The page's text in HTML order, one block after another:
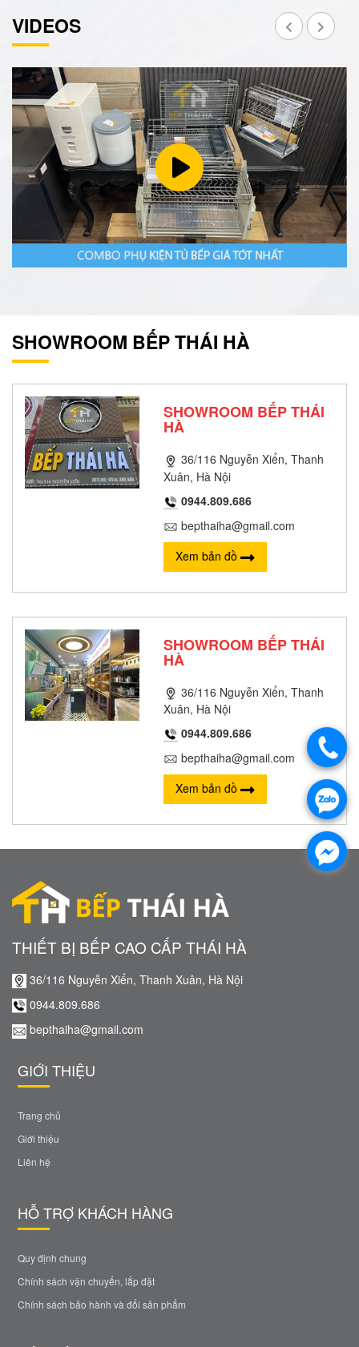
VIDEOS
SHOWROOM BẾP THÁI HÀ
SHOWROOM BẾP THÁI
HÀ
36/116 Nguyễn Xiển, Thanh
Xuân, Hà Nội
0944.809.686
bepthaiha@gmail.com
Xem bản đồ
SHOWROOM BẾP THÁI
HÀ
36/116 Nguyễn Xiển, Thanh
Xuân, Hà Nội
0944.809.686
bepthaiha@gmail.com
Xem bản đồ
THIẾT BỊ BẾP CAO CẤP THÁI HÀ
36/116 Nguyễn Xiển, Thanh Xuân, Hà Nội
0944.809.686
bepthaiha@gmail.com
GIỚI THIỆU
Trang chủ
Giới thiệu
Liên hệ
HỖ TRỢ KHÁCH HÀNG
Quy định chung
Chính sách vận chuyển, lắp đặt
Chính sách bảo hành và đổi sản phẩm